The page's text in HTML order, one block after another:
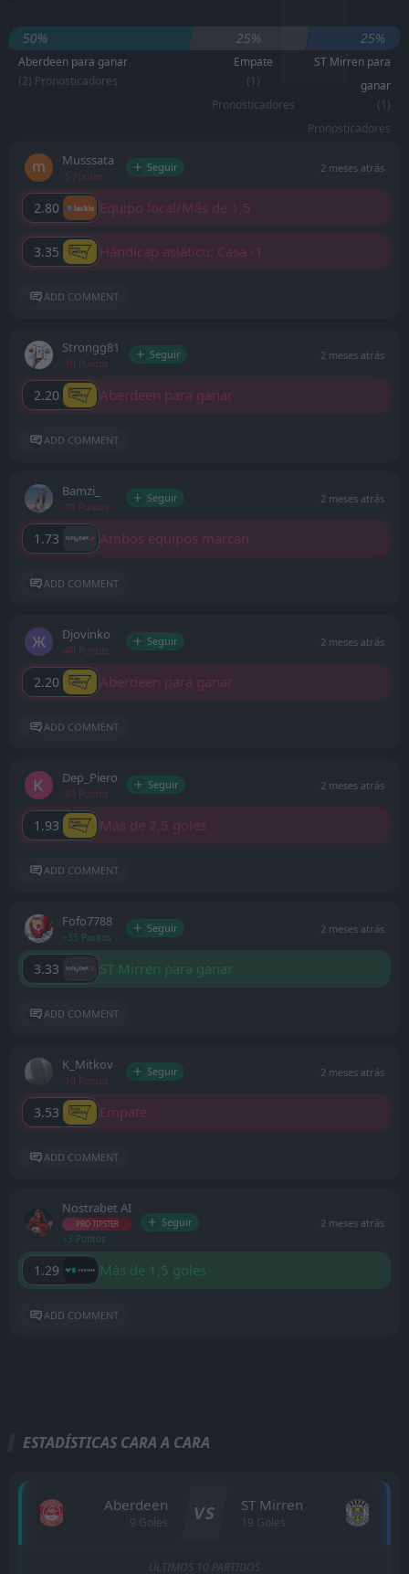
50% 25% 25%
Aberdeen para ganar
(2) Pronosticadores
Empate
(1)
Pronosticadores
ST Mirren para
ganar
(1)
Pronosticadores
Musssata
-5 Puntos
Seguir 2 meses atrás
2.80 Equipo local/Más de 1,5
3.35 Hándicap asiático: Casa -1
ADD COMMENT
Strongg81
-10 Puntos
Seguir 2 meses atrás
2.20 Aberdeen para ganar
ADD COMMENT
Bamzi_
-10 Puntos
Seguir 2 meses atrás
1.73 Ambos equipos marcan
ADD COMMENT
Djovinko
-40 Puntos
Seguir 2 meses atrás
2.20 Aberdeen para ganar
ADD COMMENT
Dep_Piero
-80 Puntos
Seguir 2 meses atrás
1.93 Más de 2,5 goles
ADD COMMENT
Fofo7788
+35 Puntos
Seguir 2 meses atrás
3.33 ST Mirren para ganar
ADD COMMENT
K_Mitkov
-10 Puntos
Seguir 2 meses atrás
3.53 Empate
ADD COMMENT
Nostrabet AI
PRO TIPSTER
+3 Puntos
Seguir 2 meses atrás
1.29 Más de 1,5 goles
ADD COMMENT
ESTADÍSTICAS CARA A CARA
Aberdeen
9 Goles VS ST Mirren
19 Goles
ÚLTIMOS 10 PARTIDOS